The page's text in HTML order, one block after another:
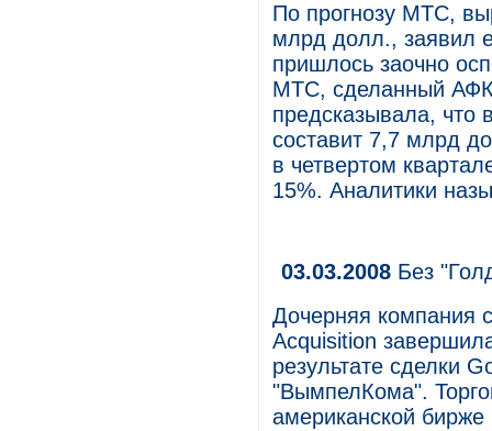
По прогнозу МТС,
млрд долл., заявил
пришлось заочно
МТС, сделанный
предсказывала, что
составит 7,7 млрд
в четвертом
15%. Аналитики
03.03.2008 Без
Дочерняя компания
Acquisition
результате сделки
"ВымпелКома".
американской